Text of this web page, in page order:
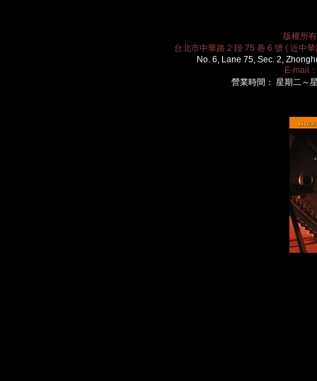
版權所
台北市中華路 2 段 75 巷 6 號 ( 近中
No. 6, Lane 75, Sec. 2,
E-mail：
營業時間： 星期二～